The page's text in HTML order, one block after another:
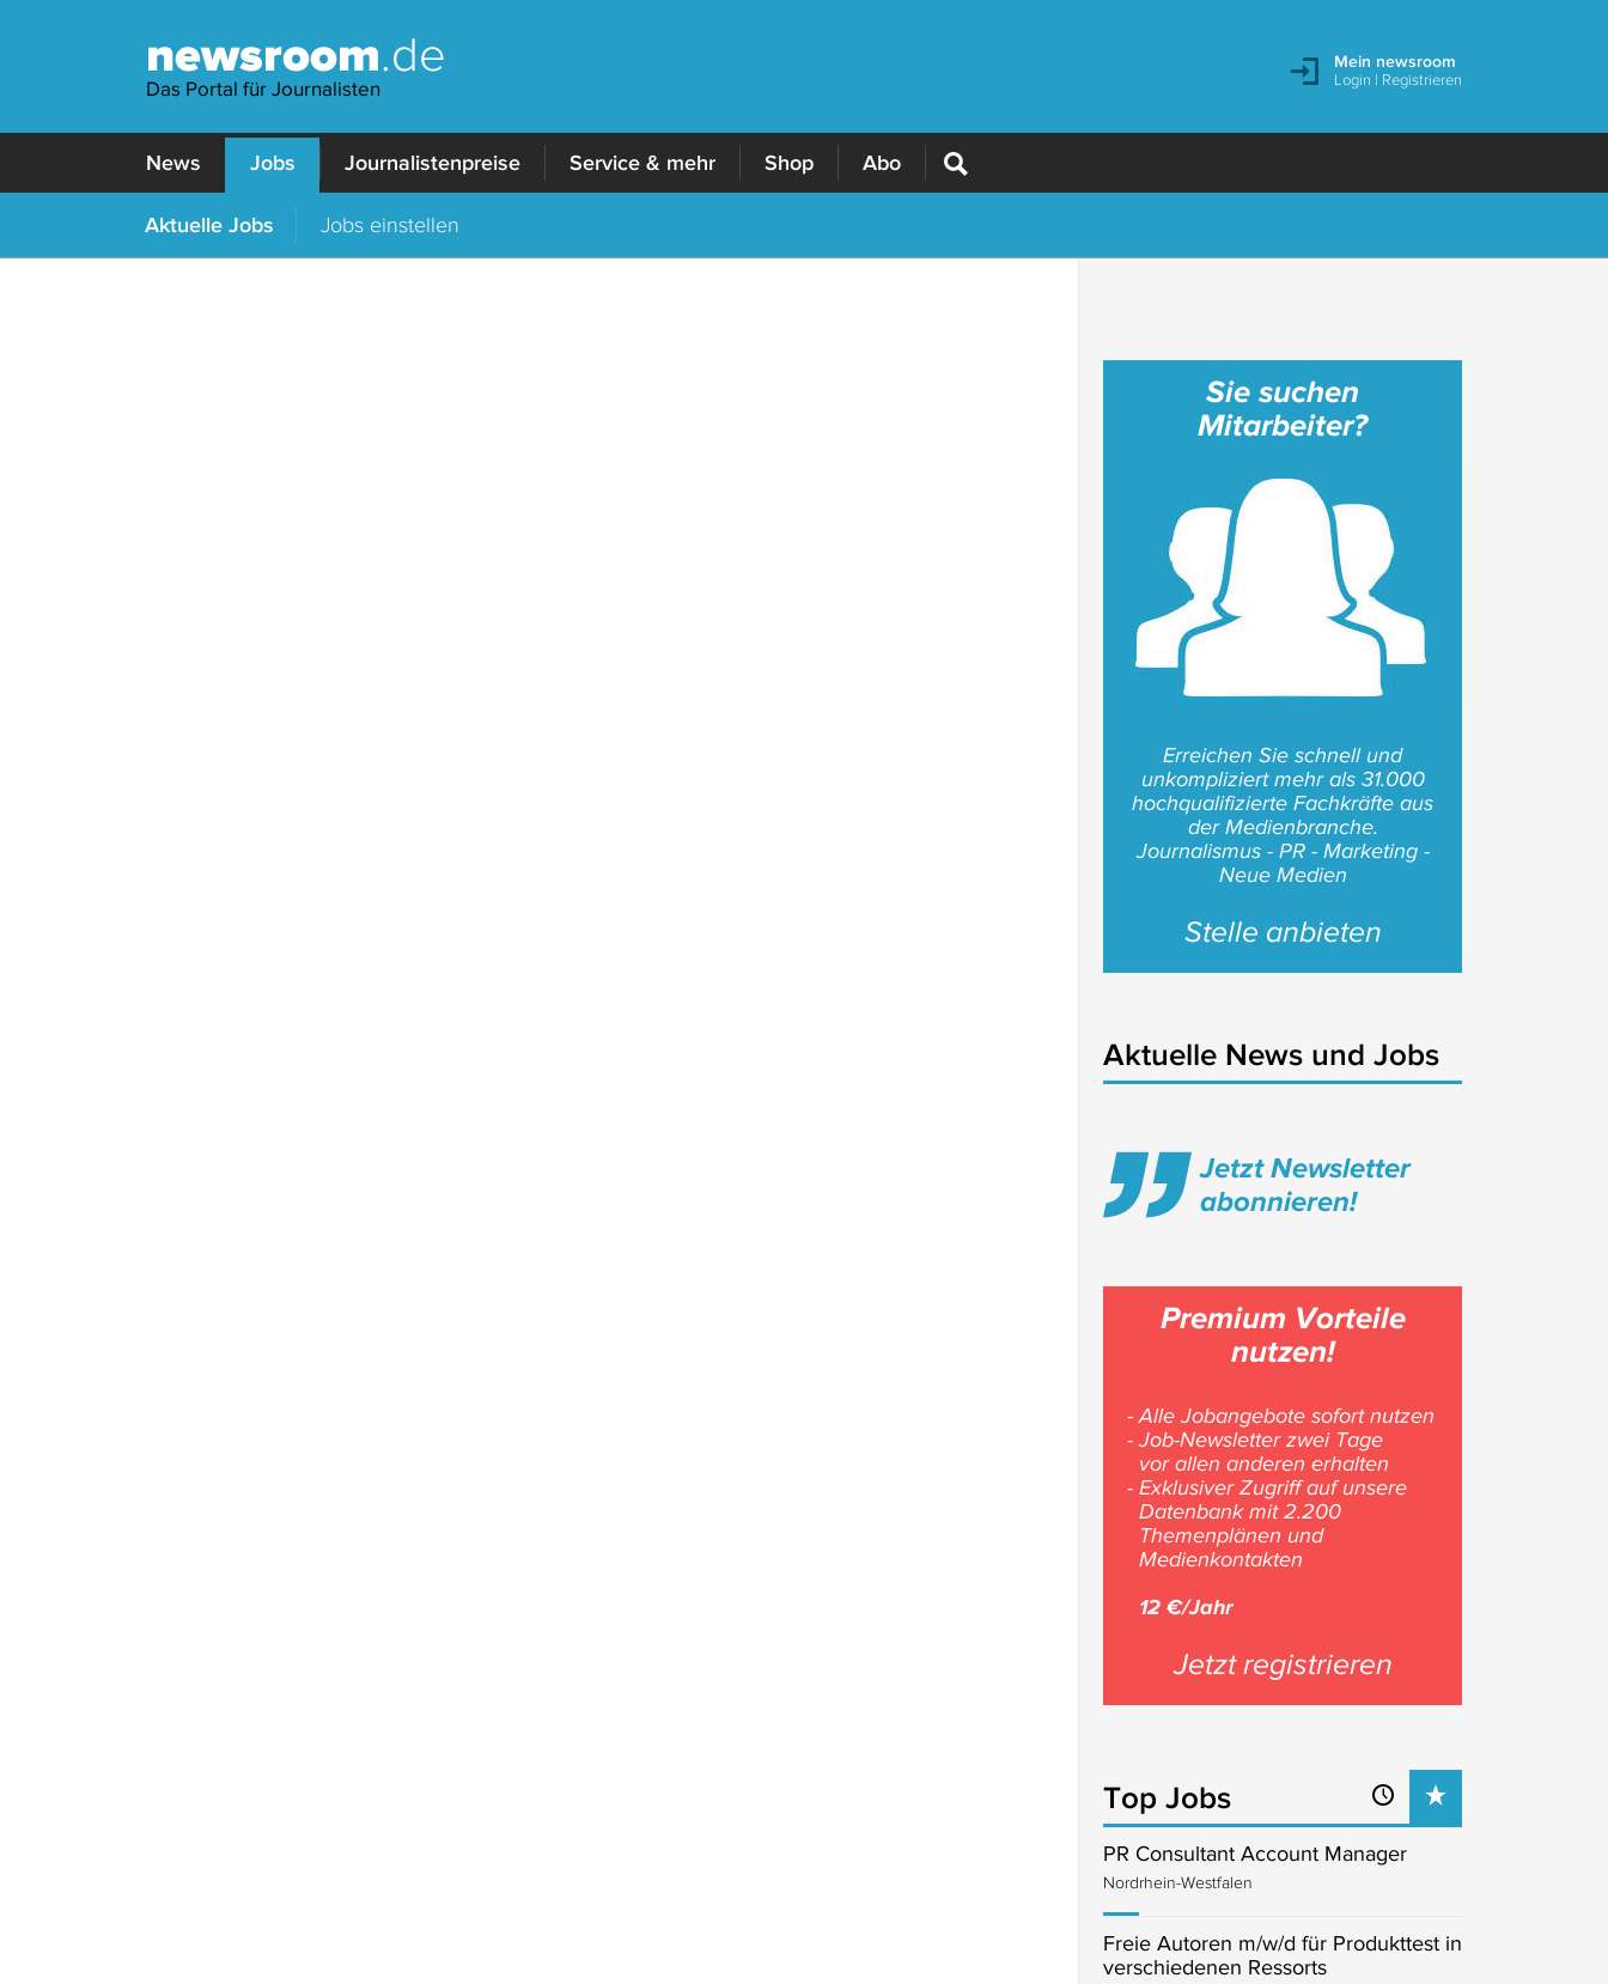
newsroom.de
Das Portal für Journalisten
Mein newsroom
Login | Registrieren
News Jobs Journalistenpreise Service & mehr Shop Abo
Aktuelle Jobs Jobs einstellen
Sie suchen
Mitarbeiter?
Erreichen Sie schnell und
unkompliziert mehr als 31.000
hochqualifizierte Fachkräfte aus
der Medienbranche.
Journalismus - PR - Marketing -
Neue Medien
Stelle anbieten
Aktuelle News und Jobs
Jetzt Newsletter
abonnieren!
Premium Vorteile
nutzen!
- Alle Jobangebote sofort nutzen
- Job-Newsletter zwei Tage
vor allen anderen erhalten
- Exklusiver Zugriff auf unsere
Datenbank mit 2.200
Themenplänen und
Medienkontakten
12 €/Jahr
Jetzt registrieren
Top Jobs
PR Consultant Account Manager
Nordrhein-Westfalen
Freie Autoren m/w/d für Produkttest in
verschiedenen Ressorts